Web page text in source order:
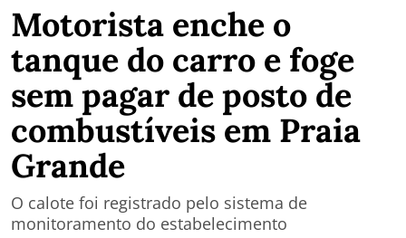
Motorista enche o
tanque do carro e foge
sem pagar de posto de
combustíveis em Praia
Grande
O calote foi registrado pelo sistema de
monitoramento do estabelecimento